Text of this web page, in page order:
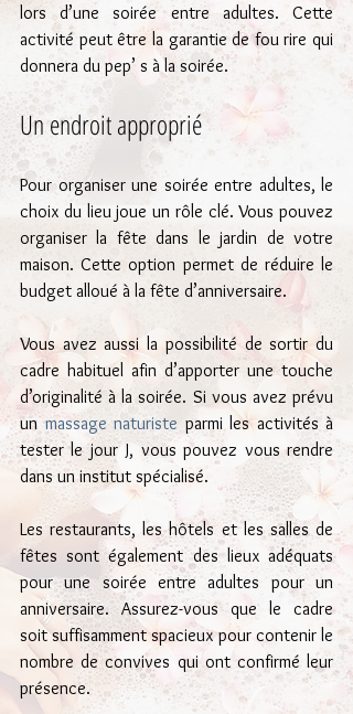
lors d’une soirée entre adultes. Cette
activité peut être la garantie de fou rire qui
donnera du pep’ s à la soirée.
Un endroit approprié
Pour organiser une soirée entre adultes, le
choix du lieu joue un rôle clé. Vous pouvez
organiser la fête dans le jardin de votre
maison. Cette option permet de réduire le
budget alloué à la fête d’anniversaire.
Vous avez aussi la possibilité de sortir du
cadre habituel afin d’apporter une touche
d’originalité à la soirée. Si vous avez prévu
un massage naturiste parmi les activités à
tester le jour J, vous pouvez vous rendre
dans un institut spécialisé.
Les restaurants, les hôtels et les salles de
fêtes sont également des lieux adéquats
pour une soirée entre adultes pour un
anniversaire. Assurez-vous que le cadre
soit suffisamment spacieux pour contenir le
nombre de convives qui ont confirmé leur
présence.